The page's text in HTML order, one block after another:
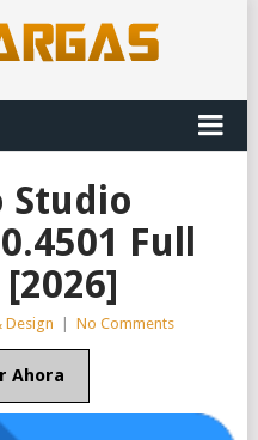
Studio
Full
Design No Comments
Ahora